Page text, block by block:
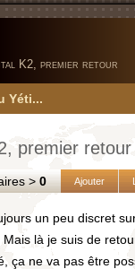
K2, premier retour
Yéti...
premier retour
>0 Ajouter
un peu discret
. Mais là je suis de
ça ne va pas être